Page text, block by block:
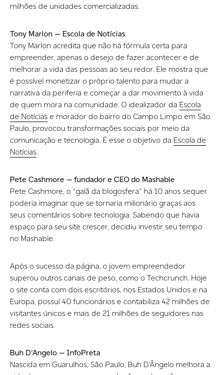
milhões de unidades comercializadas.
Tony Marlon — Escola de Notícias
Tony Marlon acredita que não há fórmula certa para
empreender, apenas o desejo de fazer acontecer e de
melhorar a vida das pessoas ao seu redor. Ele mostra que
é possível monetizar o próprio talento para mudar a
narrativa da periferia e começar a dar movimento à vida
de quem mora na comunidade. O idealizador da Escola
de Notíciase morador do bairro do Campo Limpo em São
Paulo, provocou transformações sociais por meio da
comunicação e tecnologia. É esse o objetivo da Escola de
Notícias.
Pete Cashmore — fundador e CEO do Mashable
Pete Cashmore, o “galã da blogosfera” há 10 anos sequer
poderia imaginar que se tornaria milionário graças aos
seus comentários sobre tecnologia. Sabendo que havia
espaço para seu site crescer, decidiu investir seu tempo
no Mashable.
Após o sucesso da página, o jovem empreendedor
superou outros canais de peso, como o Techcrunch. Hoje
o site conta com dois escritórios, nos Estados Unidos e na
Europa, possuí 40 funcionários e contabiliza 42 milhões de
visitantes únicos e mais de 21 milhões de seguidores nas
redes sociais.
Buh D’Angelo — InfoPreta
Nascida em Guarulhos, São Paulo, Buh D’Ângelo melhora a